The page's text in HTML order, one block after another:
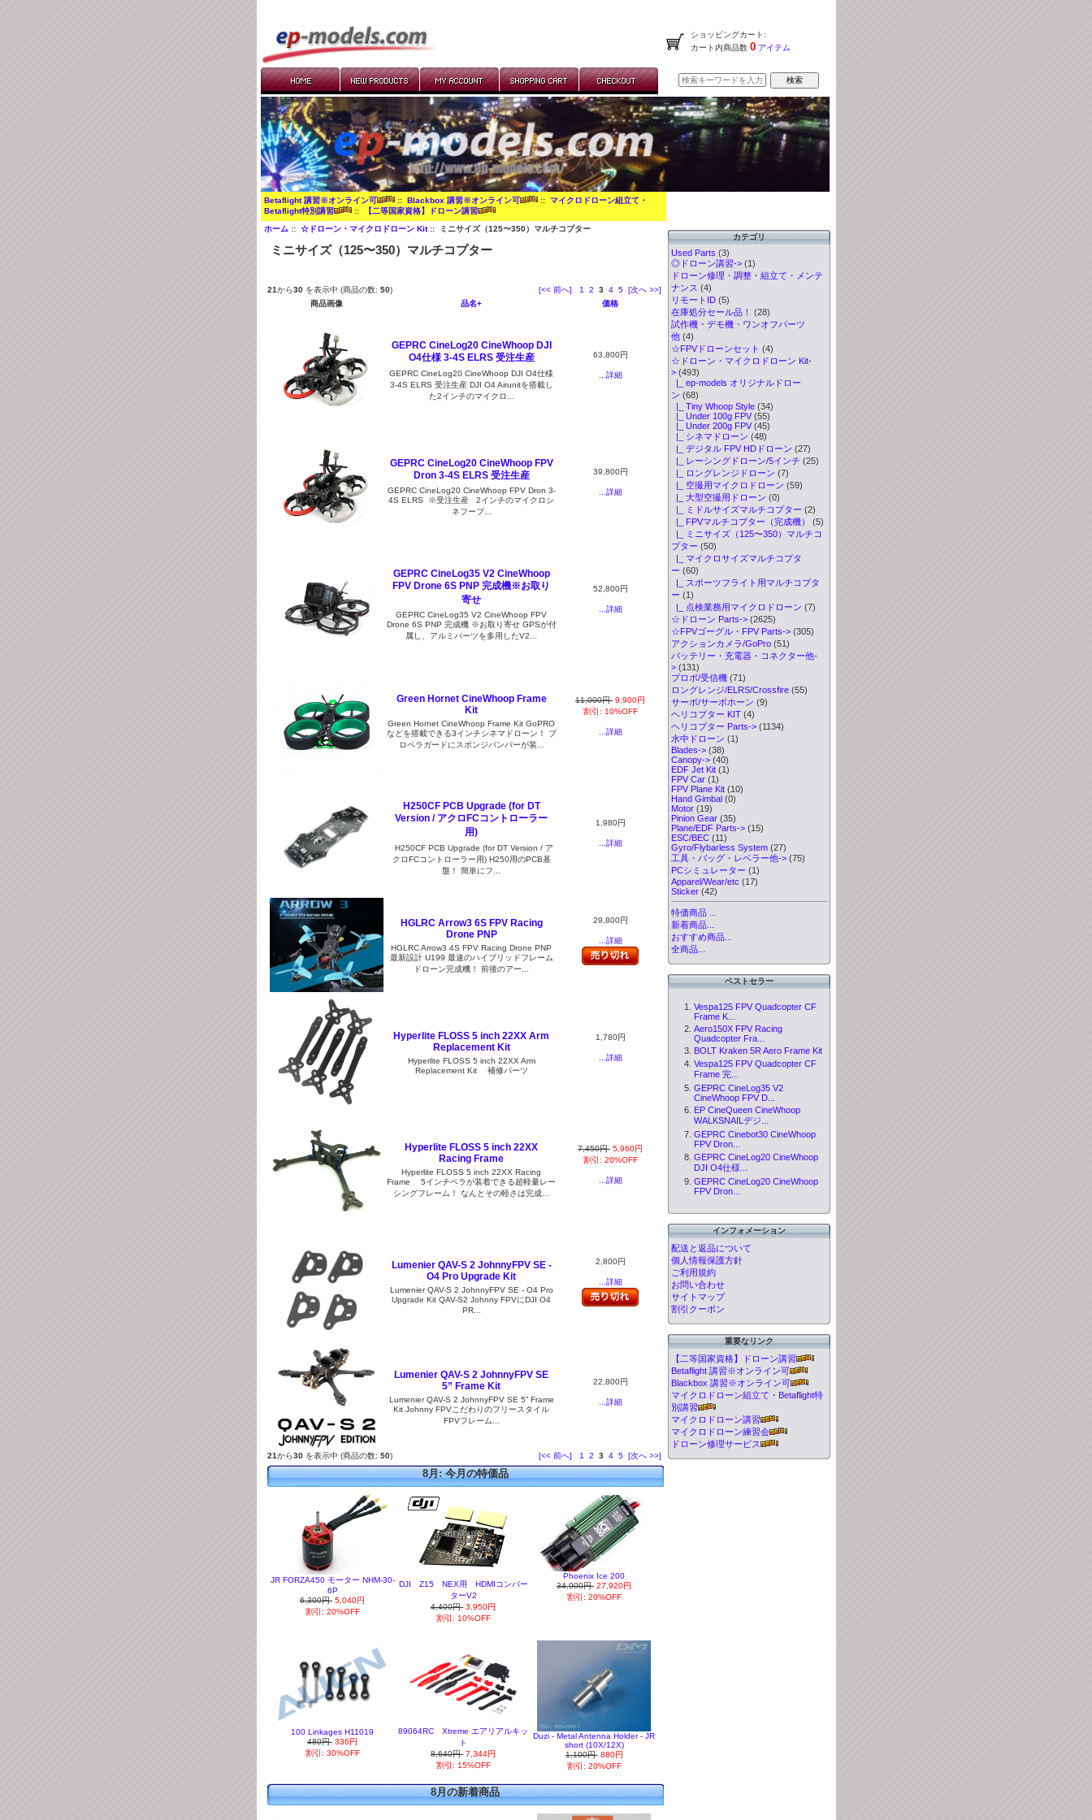
ショッピングカート:
カート内商品数 0アイテム
Betaflight 講習※オンライン可 ::Blackbox 講習※オンライン可 ::マイクロドローン組立て・
Betaflight特別講習
:: 【二等国家資格】ドローン講習
ホーム ::☆ドローン・マイクロドローン Kit:: ミニサイズ（125〜350）マルチコプター
ミニサイズ（125〜350）マルチコプター
21から30を表示中 (商品の数: 50) [<< 前へ] 1 2 3 4 5 [次へ >>]
商品画像
品名+ 価格
GEPRC CineLog20 CineWhoop DJI
O4仕様 3-4S ELRS 受注生産
GEPRC CineLog20 CineWhoop DJI O4仕様
3-4S ELRS 受注生産 DJI O4 Airunitを搭載し
た2インチのマイクロ...
63,800円
...詳細
GEPRC CineLog20 CineWhoop FPV
Dron 3-4S ELRS 受注生産
GEPRC CineLog20 CineWhoop FPV Dron 3-
4S ELRS ※受注生産 2インチのマイクロシ
ネフープ...
39,800円
...詳細
GEPRC CineLog35 V2 CineWhoop
FPV Drone 6S PNP 完成機※お取り
寄せ
GEPRC CineLog35 V2 CineWhoop FPV
Drone 6S PNP 完成機 ※お取り寄せ GPSが付
属し、アルミパーツを多用したV2...
52,800円
...詳細
Green Hornet CineWhoop Frame
Kit
Green Hornet CineWhoop Frame Kit GoPRO
などを搭載できる3インチシネマドローン！ プ
ロペラガードにスポンジバンパーが装...
11,000円 9,900円
割引: 10%OFF
...詳細
H250CF PCB Upgrade (for DT
Version / アクロFCコントローラー
用)
H250CF PCB Upgrade (for DT Version / ア
クロFCコントローラー用) H250用のPCB基
盤！ 簡単にフ...
1,980円
...詳細
HGLRC Arrow3 6S FPV Racing
Drone PNP
HGLRC Arrow3 4S FPV Racing Drone PNP
最新設計 U199 最速のハイブリッドフレーム
ドローン完成機！ 前後のアー...
29,800円
...詳細
Hyperlite FLOSS 5 inch 22XX Arm
Replacement Kit
Hyperlite FLOSS 5 inch 22XX Arm
Replacement Kit 補修パーツ
1,780円
...詳細
Hyperlite FLOSS 5 inch 22XX
Racing Frame
Hyperlite FLOSS 5 inch 22XX Racing
Frame 5インチペラが装着できる超軽量レー
シングフレーム！ なんとその軽さは完成...
7,450円 5,960円
割引: 20%OFF
...詳細
Lumenier QAV-S 2 JohnnyFPV SE -
O4 Pro Upgrade Kit
Lumenier QAV-S 2 JohnnyFPV SE - O4 Pro
Upgrade Kit QAV-S2 Johnny FPVにDJI O4
PR...
2,800円
...詳細
Lumenier QAV-S 2 JohnnyFPV SE
5” Frame Kit
Lumenier QAV-S 2 JohnnyFPV SE 5” Frame
Kit Johnny FPVこだわりのフリースタイル
FPVフレーム...
22,800円
...詳細
21から30を表示中 (商品の数: 50) [<< 前へ] 1 2 3 4 5 [次へ >>]
8月: 今月の特価品
JR FORZA450 モーター NHM-30-
6P
6,300円 5,040円
割引: 20%OFF
DJI Z15 NEX用 HDMIコンバー
ターV2
4,400円 3,950円
割引: 10%OFF
Phoenix Ice 200
34,900円 27,920円
割引: 20%OFF
100 Linkages H11019
480円 336円
割引: 30%OFF
89064RC Xtreme エアリアルキッ
ト
8,640円 7,344円
割引: 15%OFF
Duzi - Metal Antenna Holder - JR
short (10X/12X)
1,100円 880円
割引: 20%OFF
8月の新着商品
カテゴリ
Used Parts (3)
◎ドローン講習->(1)
ドローン修理・調整・組立て・メンテ
ナンス (4)
リモートID(5)
在庫処分セール品！
(28)
試作機・デモ機・ワンオフパーツ
他(4)
☆FPVドローンセット (4)
☆ドローン・マイクロドローン Kit-
>(493)
|_ ep-models オリジナルドロー
ン (68)
|_ Tiny Whoop Style(34)
|_ Under 100g FPV(55)
|_ Under 200g FPV(45)
|_ シネマドローン (48)
|_ デジタル FPV HDドローン (27)
|_ レーシングドローン/5インチ (25)
|_ ロングレンジドローン (7)
|_ 空撮用マイクロドローン (59)
|_ 大型空撮用ドローン (0)
|_ ミドルサイズマルチコプター (2)
|_ FPVマルチコプター（完成機）
(5)
|_ ミニサイズ（125〜350）マルチコ
プター (50)
|_ マイクロサイズマルチコプタ
ー (60)
|_ スポーツフライト用マルチコプタ
ー (1)
|_ 点検業務用マイクロドローン (7)
☆ドローン Parts->(2625)
☆FPVゴーグル・FPV Parts->(305)
アクションカメラ/GoPro(51)
バッテリー・充電器・コネクター他-
>(131)
プロポ/受信機(71)
ロングレンジ/ELRS/Crossfire(55)
サーボ/サーボホーン (9)
ヘリコプター KIT(4)
ヘリコプター Parts->(1134)
水中ドローン (1)
Blades->(38)
Canopy->(40)
EDF Jet Kit(1)
FPV Car(1)
FPV Plane Kit(10)
Hand Gimbal(0)
Motor(19)
Pinion Gear(35)
Plane/EDF Parts->(15)
ESC/BEC(11)
Gyro/Flybarless System(27)
工具・バッグ・レベラー他->(75)
PCシミュレーター (1)
Apparel/Wear/etc (17)
Sticker(42)
特価商品 ...
新着商品...
おすすめ商品...
全商品...
ベストセラー
Vespa125 FPV Quadcopter CF
Frame K...
Aero150X FPV Racing
Quadcopter Fra...
BOLT Kraken 5R Aero Frame Kit
Vespa125 FPV Quadcopter CF
Frame 完...
GEPRC CineLog35 V2
CineWhoop FPV D...
EP CineQueen CineWhoop
WALKSNAILデジ...
GEPRC Cinebot30 CineWhoop
FPV Dron...
GEPRC CineLog20 CineWhoop
DJI O4仕様...
GEPRC CineLog20 CineWhoop
FPV Dron...
インフォメーション
配送と返品について
個人情報保護方針
ご利用規約
お問い合わせ
サイトマップ
割引クーポン
重要なリンク
【二等国家資格】ドローン講習
Betaflight 講習※オンライン可
Blackbox 講習※オンライン可
マイクロドローン組立て・Betaflight特
別講習
マイクロドローン講習
マイクロドローン練習会
ドローン修理サービス